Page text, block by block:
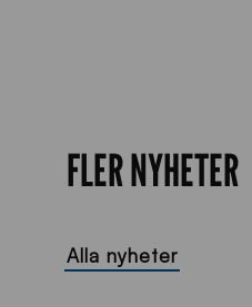
FLER NYHETER
Alla nyheter